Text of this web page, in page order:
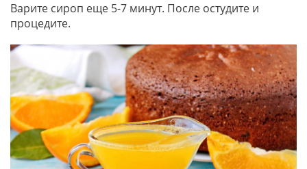
Варите сироп еще 5-7 минут. После остудите и
процедите.